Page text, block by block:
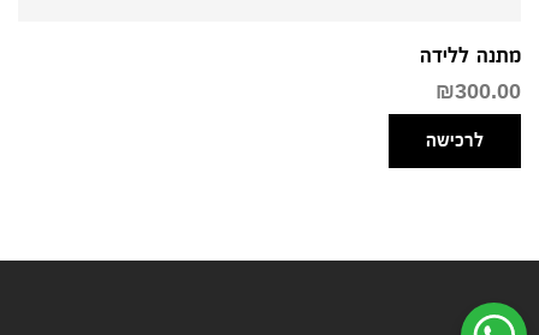
מתנה ללידה
₪300.00
לרכישה